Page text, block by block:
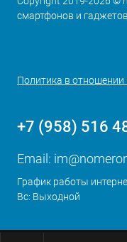
смартфонов и
Политика в
+7 (958) 516
Email:
График работы
Вс: Выходной